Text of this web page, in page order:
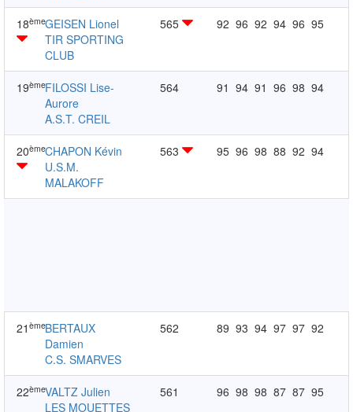
18èmeGEISEN Lionel
TIR SPORTING
CLUB
565 92 96 92 94 96 95
19èmeFILOSSI Lise-
Aurore
A.S.T. CREIL
564 91 94 91 96 98 94
20èmeCHAPON Kévin
U.S.M.
MALAKOFF
563 95 96 98 88 92 94
21 èmeBERTAUX
Damien
C.S. SMARVES
562 89 93 94 97 97 92
22èmeVALTZ Julien
LES MOUETTES
561 96 98 98 87 87 95